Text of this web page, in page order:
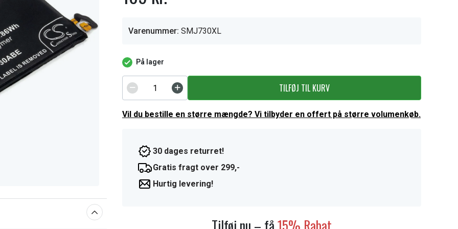
Varenummer: SMJ730XL
På lager
TILFØJ TIL KURV
Vil du bestille en større mængde? Vi tilbyder en offert på større volumenkøb.
30 dages returret!
Gratis fragt over 299,-
Hurtig levering!